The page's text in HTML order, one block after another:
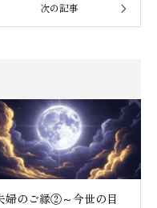
次の記事
婦のご縁②～今世の目